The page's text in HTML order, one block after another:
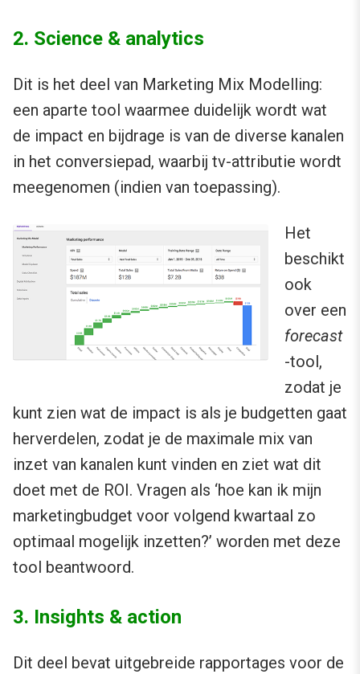
2. Science & analytics
Dit is het deel van Marketing Mix Modelling:
een aparte tool waarmee duidelijk wordt wat
de impact en bijdrage is van de diverse kanalen
in het conversiepad, waarbij tv-attributie wordt
meegenomen (indien van toepassing).
Het
beschikt
ook
over een
forecast
-tool,
zodat je
kunt zien wat de impact is als je budgetten gaat
herverdelen, zodat je de maximale mix van
inzet van kanalen kunt vinden en ziet wat dit
doet met de ROI. Vragen als ‘hoe kan ik mijn
marketingbudget voor volgend kwartaal zo
optimaal mogelijk inzetten?’ worden met deze
tool beantwoord.
3. Insights & action
Dit deel bevat uitgebreide rapportages voor de